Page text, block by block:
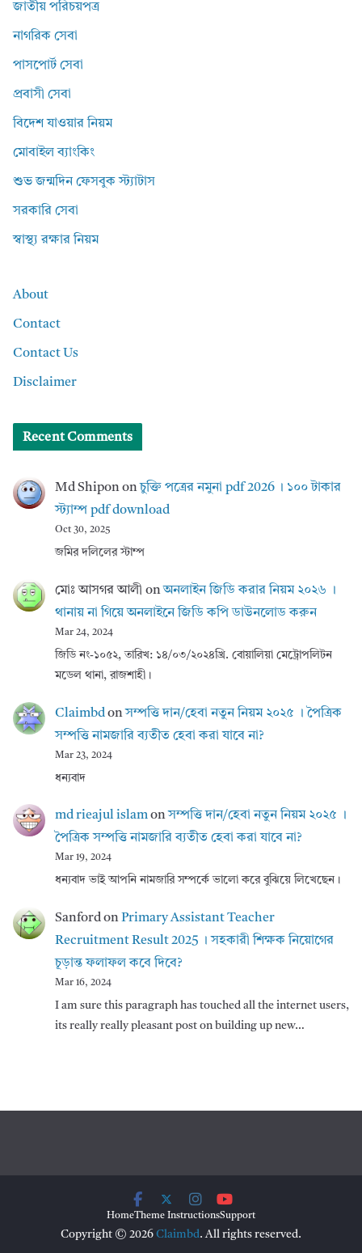
জাতীয় পরিচয়পত্র
নাগরিক সেবা
পাসপোর্ট সেবা
প্রবাসী সেবা
বিদেশ যাওয়ার নিয়ম
মোবাইল ব্যাংকিং
শুভ জন্মদিন ফেসবুক স্ট্যাটাস
সরকারি সেবা
স্বাস্থ্য রক্ষার নিয়ম
About
Contact
Contact Us
Disclaimer
Recent Comments
Md Shipononচুক্তি পত্রের নমুনা pdf 2026 । ১০০ টাকার
স্ট্যাম্প pdf download
Oct 30, 2025
জমির দলিলের স্টাম্প
মোঃ আসগর আলী onঅনলাইন জিডি করার নিয়ম ২০২৬ ।
থানায় না গিয়ে অনলাইনে জিডি কপি ডাউনলোড করুন
Mar 24, 2024
জিডি নং-১০৫২, তারিখ: ১৪/০৩/২০২৪খ্রি. বোয়ালিয়া মেট্রোপলিটন
মডেল থানা, রাজশাহী।
Claimbdonসম্পত্তি দান/হেবা নতুন নিয়ম ২০২৫ । পৈত্রিক
সম্পত্তি নামজারি ব্যতীত হেবা করা যাবে না?
Mar 23, 2024
ধন্যবাদ
md rieajul islamonসম্পত্তি দান/হেবা নতুন নিয়ম ২০২৫ ।
পৈত্রিক সম্পত্তি নামজারি ব্যতীত হেবা করা যাবে না?
Mar 19, 2024
ধন্যবাদ ভাই আপনি নামজারি সম্পর্কে ভালো করে বুঝিয়ে লিখেছেন।
SanfordonPrimary Assistant Teacher
Recruitment Result 2025 । সহকারী শিক্ষক নিয়োগের
চূড়ান্ত ফলাফল কবে দিবে?
Mar 16, 2024
I am sure this paragraph has touched all the internet users,
its really really pleasant post on building up new…
HomeTheme InstructionsSupport
Copyright © 2026 Claimbd. All rights reserved.